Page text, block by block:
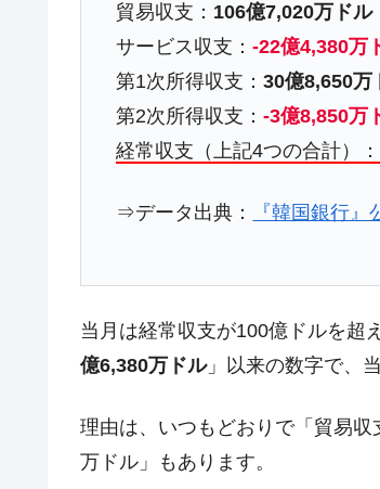
『Money1』 韓国半導体『SKハイニ
『Money1』 韓国･加徳島新国際空港
『Money1』
【速報】韓国株式市場
発動！
『Money1』 韓国「株式市場が賭博
『Money1』 韓国株式市場･暗黒の火
Fact1 日本の誇る海洋資源調査船『
Fact1 夏の甲子園、優勝校を最も多
Fact1 今話題の「楽天ライオンズ」と
貿易収支： 106億7,020万ドル
サービス収支：-22億4,380万
第1次所得収支：30億8,650万
第2次所得収支：-3億8,850万
経常収支（上記4つの合計）：
⇒データ出典： 『韓国銀行』
当月は経常収支が100億ドルを超
億6,380万ドル」以来の数字で、
理由は、いつもどおりで「貿易
万ドル」もあります。